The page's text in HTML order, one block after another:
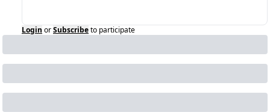
Login orSubscribeto participate